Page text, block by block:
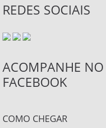
REDES SOCIAIS
ACOMPANHE NO
FACEBOOK
COMO CHEGAR